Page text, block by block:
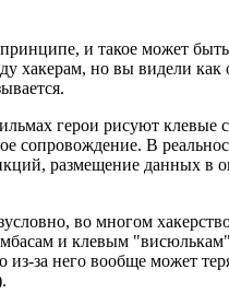
и такое может
хакерам, но вы видели
герои рисуют
сопровождение. В
размещение данных в
во многом
и клевым
за него вообще может